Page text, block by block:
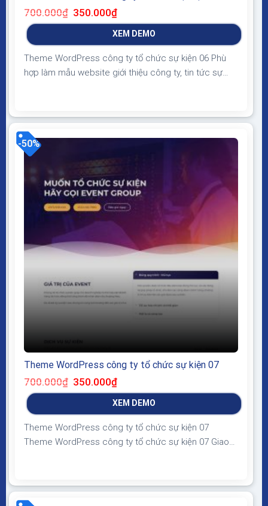
700.000₫ Giá
gốc
là:
350.000₫Giá
tại
là:
XEM DEMO
Theme WordPress công ty tổ chức sự kiện 06 Phù
hợp làm mẫu website giới thiệu công ty, tin tức sự
chức sự kiện 06 Giao diện tương thích với tất cả thiết
bị,...
-50%
Theme WordPress công ty tổ chức sự kiện 07
700.000₫ Giá
gốc
là:
350.000₫Giá
tại
là:
XEM DEMO
Theme WordPress công ty tổ chức sự kiện 07
Theme WordPress công ty tổ chức sự kiện 07 Giao
mở WordPress dễ dàng sử dụng Thiết kế chuẩn SEO,
load nhanh nhẹ tối ưu với...